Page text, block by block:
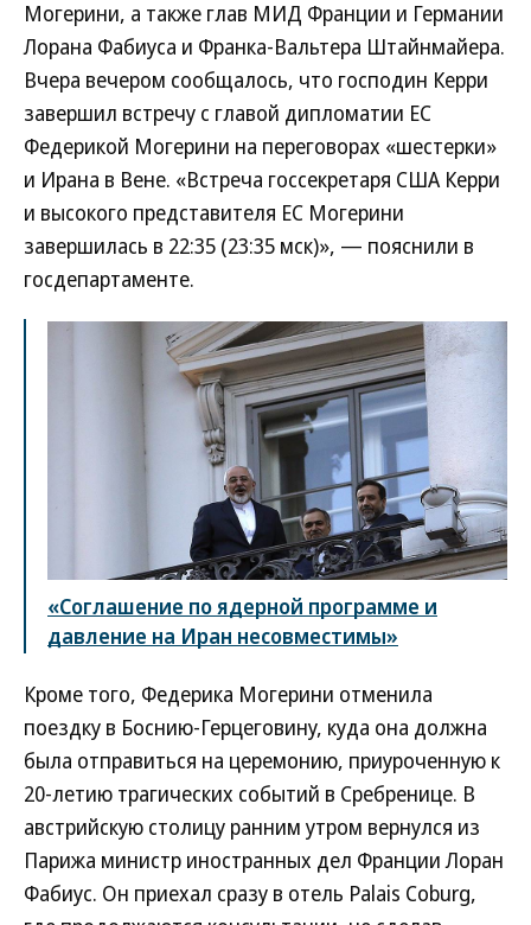
Могерини, а также глав МИД Франции и Германии
Лорана Фабиуса и Франка-Вальтера Штайнмайера.
Вчера вечером сообщалось, что господин Керри
завершил встречу с главой дипломатии ЕС
Федерикой Могерини на переговорах «шестерки»
и Ирана в Вене. «Встреча госсекретаря США Керри
и высокого представителя ЕС Могерини
завершилась в 22:35 (23:35 мск)», — пояснили в
госдепартаменте.
«Соглашение по ядерной программе и
давление на Иран несовместимы»
Кроме того, Федерика Могерини отменила
поездку в Боснию-Герцеговину, куда она должна
была отправиться на церемонию, приуроченную к
20-летию трагических событий в Сребренице. В
австрийскую столицу ранним утром вернулся из
Парижа министр иностранных дел Франции Лоран
Фабиус. Он приехал сразу в отель Palais Coburg,